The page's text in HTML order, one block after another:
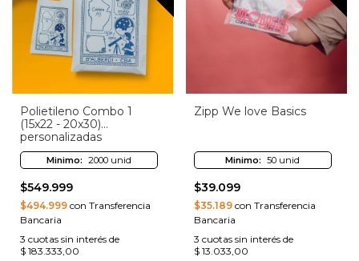
Polietileno Combo 1
(15x22 - 20x30)
personalizadas
Minimo: 2000 unid
$549.999
$494.999 con Transferencia
Bancaria
3 cuotas sin interés de
$ 183.333,00
Zipp We love Basics
Minimo: 50 unid
$39.099
$35.189con Transferencia
Bancaria
3 cuotas sin interés de
$ 13.033,00